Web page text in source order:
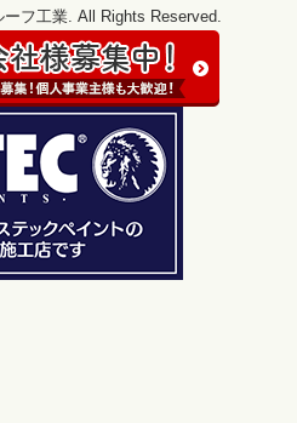
フ工業. All Rights Reserved.